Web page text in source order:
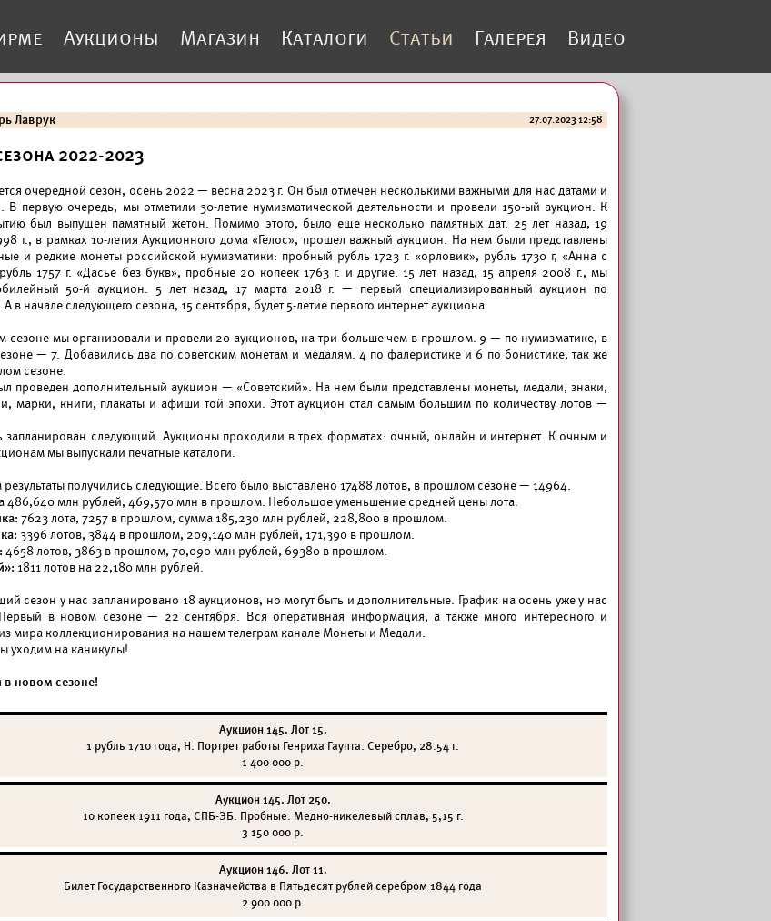
Аукционы Магазин Каталоги Статьи Галерея Видео
Лаврук 27.07.2023 12:58
2022-2023
очередной сезон, осень 2022 — весна 2023 г. Он был отмечен несколькими важными для нас датами и
В первую очередь, мы отметили 30-летие нумизматической деятельности и провели 150-ый аукцион. К
был выпущен памятный жетон. Помимо этого, было еще несколько памятных дат. 25 лет назад, 19
г., в рамках 10-летия Аукционного дома «Гелос», прошел важный аукцион. На нем были представлены
и редкие монеты российской нумизматики: пробный рубль 1723 г. «орловик», рубль 1730 г, «Анна с
1757 г. «Дасье без букв», пробные 20 копеек 1763 г. и другие. 15 лет назад, 15 апреля 2008 г., мы
50-й аукцион. 5 лет назад, 17 марта 2018 г. — первый специализированный аукцион по
в начале следующего сезона, 15 сентября, будет 5-летие первого интернет аукциона.
сезоне мы организовали и провели 20 аукционов, на три больше чем в прошлом. 9 — по нумизматике, в
— 7. Добавились два по советским монетам и медалям. 4 по фалеристике и 6 по бонистике, так же
сезоне.
проведен дополнительный аукцион — «Советский». На нем были представлены монеты, медали, знаки,
марки, книги, плакаты и афиши той эпохи. Этот аукцион стал самым большим по количеству лотов —
запланирован следующий. Аукционы проходили в трех форматах: очный, онлайн и интернет. К очным и
мы выпускали печатные каталоги.
получились следующие. Всего было выставлено 17488 лотов, в прошлом сезоне — 14964.
486,640 млн рублей, 469,570 млн в прошлом. Небольшое уменьшение средней цены лота.
7623 лота, 7257 в прошлом, сумма 185,230 млн рублей, 228,800 в прошлом.
3396 лотов, 3844 в прошлом, 209,140 млн рублей, 171,390 в прошлом.
4658 лотов, 3863 в прошлом, 70,090 млн рублей, 69380 в прошлом.
1811 лотов на 22,180 млн рублей.
сезон у нас запланировано 18 аукционов, но могут быть и дополнительные. График на осень уже у нас
в новом сезоне — 22 сентября. Вся оперативная информация, а также много интересного и
мира коллекционирования на нашем телеграм канале Монеты и Медали.
уходим на каникулы!
в новом сезоне!
Аукцион 145. Лот 15.
1 рубль 1710 года, Н. Портрет работы Генриха Гаупта. Серебро, 28.54 г.
1 400 000 р.
Аукцион 145. Лот 250.
10 копеек 1911 года, СПБ-ЭБ. Пробные. Медно-никелевый сплав, 5,15 г.
3 150 000 р.
Аукцион 146. Лот 11.
Билет Государственного Казначейства в Пятьдесят рублей серебром 1844 года
2 900 000 р.